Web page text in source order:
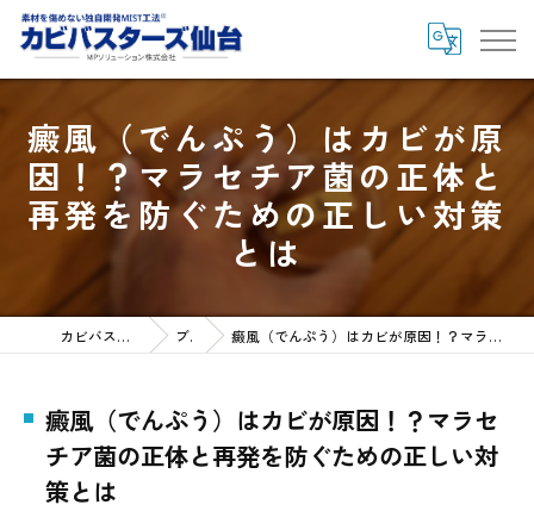
癜風（でんぷう）はカビが原
因！？マラセチア菌の正体と
再発を防ぐための正しい対策
とは
カビバスターズ仙台HOME ブログ 癜風（でんぷう）はカビが原因！？マラセチア菌の正体と再発を防ぐための正しい対策とは
癜風（でんぷう）はカビが原因！？マラセ
チア菌の正体と再発を防ぐための正しい対
策とは